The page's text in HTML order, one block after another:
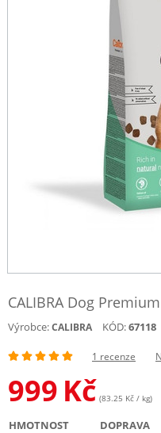
CALIBRA Dog
Výrobce:CALIBRA KÓD:67118
1 recenze
999 Kč (83.25 Kč / kg)
HMOTNOST DOPRAVA